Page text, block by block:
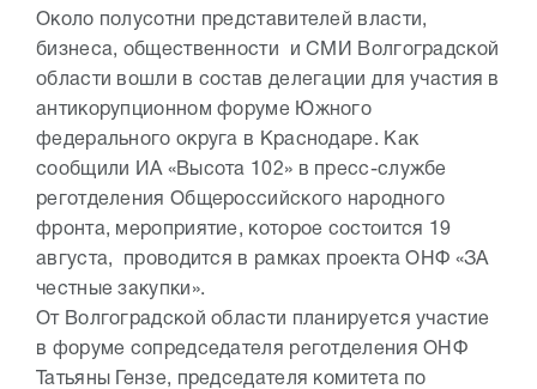
Около полусотни представителей власти,
бизнеса, общественности и СМИ Волгоградской
области вошли в состав делегации для участия в
антикорупционном форуме Южного
федерального округа в Краснодаре. Как
сообщили ИА «Высота 102» в пресс-службе
реготделения Общероссийского народного
фронта, мероприятие, которое состоится 19
августа, проводится в рамках проекта ОНФ «ЗА
честные закупки».
От Волгоградской области планируется участие
в форуме сопредседателя реготделения ОНФ
Татьяны Гензе, председателя комитета по